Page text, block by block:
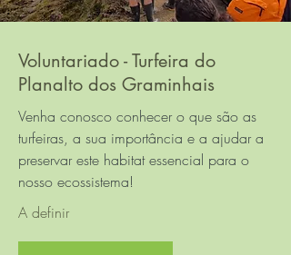
Voluntariado - Turfeira do
Planalto dos Graminhais
Venha conosco conhecer o que são as
turfeiras, a sua importância e a ajudar a
preservar este habitat essencial para o
nosso ecossistema!
A definir